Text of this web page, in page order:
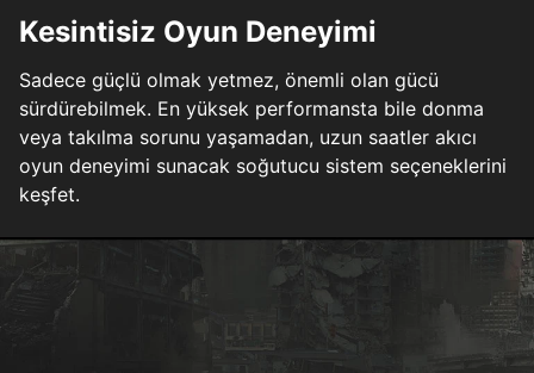
Kesintisiz Oyun Deneyimi
Sadece güçlü olmak yetmez, önemli olan gücü
sürdürebilmek. En yüksek performansta bile donma
veya takılma sorunu yaşamadan, uzun saatler akıcı
oyun deneyimi sunacak soğutucu sistem seçeneklerini
keşfet.